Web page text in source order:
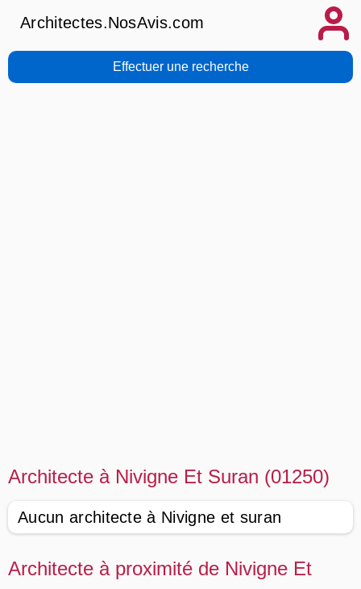
Architectes.NosAvis.com
Effectuer une recherche
Architecte à Nivigne Et Suran (01250)
Aucun architecte à Nivigne et suran
Architecte à proximité de Nivigne Et